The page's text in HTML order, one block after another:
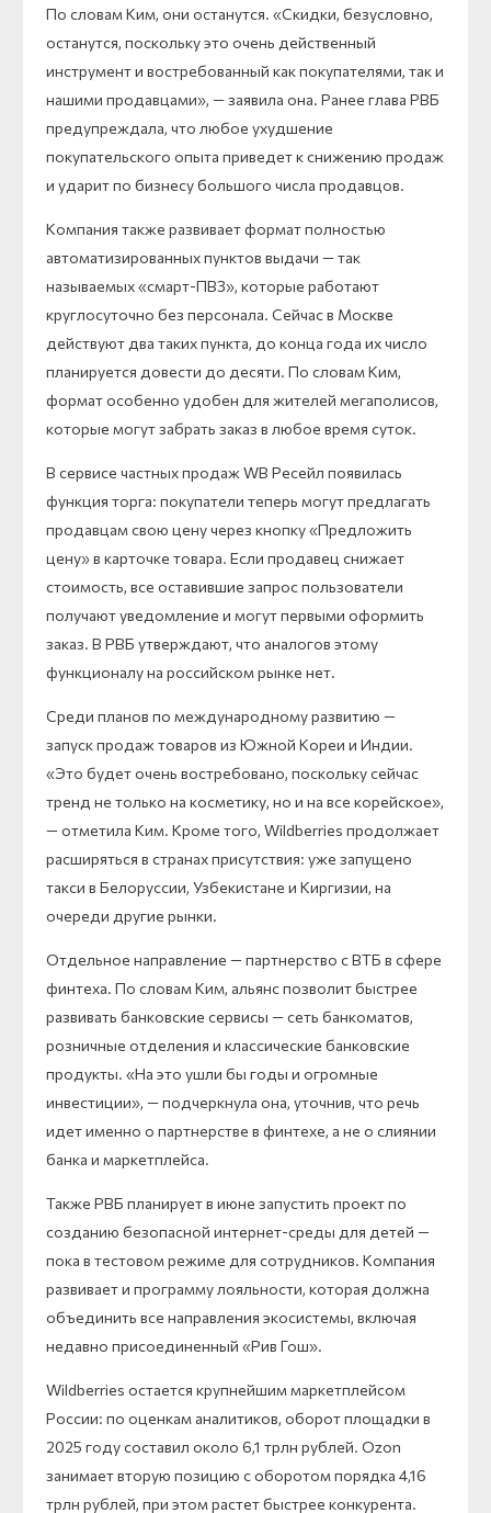
По словам Ким, они останутся. «Скидки, безусловно,
останутся, поскольку это очень действенный
инструмент и востребованный как покупателями, так и
нашими продавцами», — заявила она. Ранее глава РВБ
предупреждала, что любое ухудшение
покупательского опыта приведет к снижению продаж
и ударит по бизнесу большого числа продавцов.
Компания также развивает формат полностью
автоматизированных пунктов выдачи — так
называемых «смарт-ПВЗ», которые работают
круглосуточно без персонала. Сейчас в Москве
действуют два таких пункта, до конца года их число
планируется довести до десяти. По словам Ким,
формат особенно удобен для жителей мегаполисов,
которые могут забрать заказ в любое время суток.
В сервисе частных продаж WB Ресейл появилась
функция торга: покупатели теперь могут предлагать
продавцам свою цену через кнопку «Предложить
цену» в карточке товара. Если продавец снижает
стоимость, все оставившие запрос пользователи
получают уведомление и могут первыми оформить
заказ. В РВБ утверждают, что аналогов этому
функционалу на российском рынке нет.
Среди планов по международному развитию —
запуск продаж товаров из Южной Кореи и Индии.
«Это будет очень востребовано, поскольку сейчас
тренд не только на косметику, но и на все корейское»,
— отметила Ким. Кроме того, Wildberries продолжает
расширяться в странах присутствия: уже запущено
такси в Белоруссии, Узбекистане и Киргизии, на
очереди другие рынки.
Отдельное направление — партнерство с ВТБ в сфере
финтеха. По словам Ким, альянс позволит быстрее
развивать банковские сервисы — сеть банкоматов,
розничные отделения и классические банковские
продукты. «На это ушли бы годы и огромные
инвестиции», — подчеркнула она, уточнив, что речь
идет именно о партнерстве в финтехе, а не о слиянии
банка и маркетплейса.
Также РВБ планирует в июне запустить проект по
созданию безопасной интернет-среды для детей —
пока в тестовом режиме для сотрудников. Компания
развивает и программу лояльности, которая должна
объединить все направления экосистемы, включая
недавно присоединенный «Рив Гош».
Wildberries остается крупнейшим маркетплейсом
России: по оценкам аналитиков, оборот площадки в
2025 году составил около 6,1 трлн рублей. Ozon
занимает вторую позицию с оборотом порядка 4,16
трлн рублей, при этом растет быстрее конкурента.